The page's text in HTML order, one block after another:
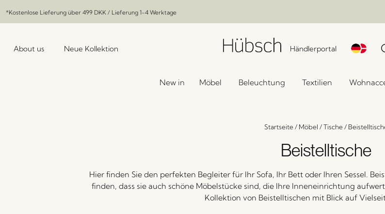
*Kostenlose Lieferung über 499 DKK / Lieferung 1-4 Werktage
About us Neue Kollektion Händlerportal
New in Möbel Beleuchtung Textilien
Startseite/ Möbel /Tische/
Beistelltische
Hier finden Sie den perfekten Begleiter für Ihr Sofa, Ihr Bett oder Ihren Sessel.
finden, dass sie auch schöne Möbelstücke sind, die Ihre Inneneinrichtung
Kollektion von Beistelltischen mit Blick auf